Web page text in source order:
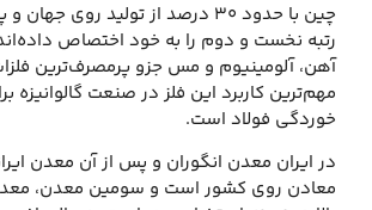
رتبه نخست و دوم را به خود اختصاص
آهن، آلومینیوم و مس جزو پرمصرف‌ترین
مهم‌ترین کاربرد این فلز در صنعت گالوانیزه
خوردگی فولاد است.
در ایران معدن انگوران و پس از آن معدن
معادن روی کشور است و سومین معدن،